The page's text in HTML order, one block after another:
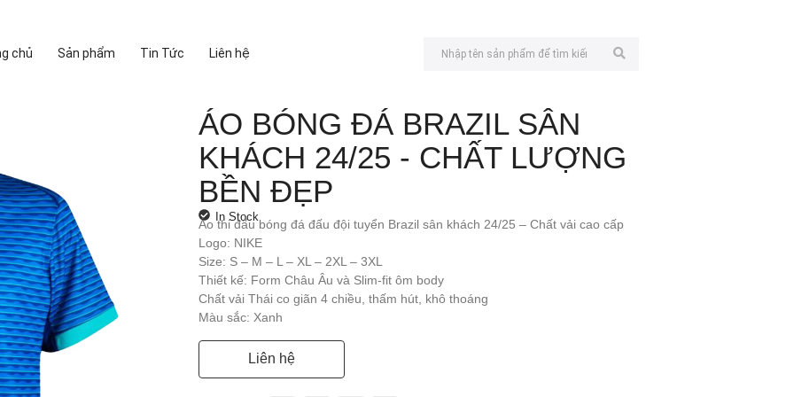
chủ Sản phẩm Tin Tức Liên hệ
ÁO BÓNG ĐÁ BRAZIL SÂN
KHÁCH 24/25 - CHẤT LƯỢNG
BỀN ĐẸP
In Stock
Áo thi đấu bóng đá đấu đội tuyển Brazil sân khách 24/25 – Chất vải cao cấp
Logo: NIKE
Size: S – M – L – XL – 2XL – 3XL
Thiết kế: Form Châu Âu và Slim-fit ôm body
Chất vải Thái co giãn 4 chiều, thấm hút, khô thoáng
Màu sắc: Xanh
Liên hệ